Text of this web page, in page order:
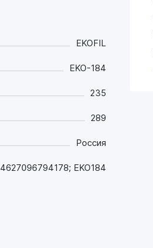
EKOFIL
EKO-184
235
289
Россия
4627096794178; EKO184